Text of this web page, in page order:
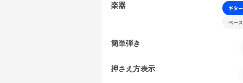
楽器 ギター
ベース
簡単弾き
押さえ方表示